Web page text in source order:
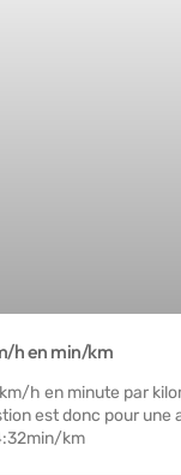
h en min/km
h en minute par
est donc pour une
km